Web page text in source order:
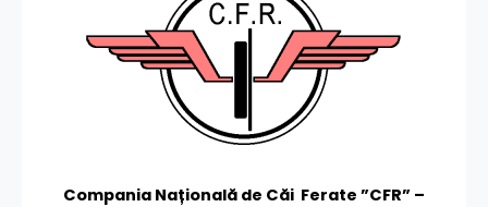
Compania Națională de Căi Ferate ”CFR” –